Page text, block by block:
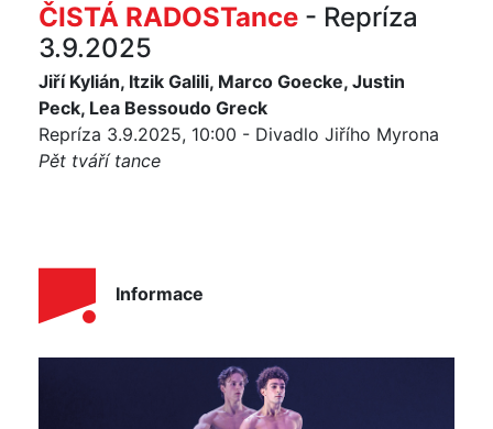
ČISTÁ RADOSTance - Repríza
3.9.2025
Jiří Kylián, Itzik Galili, Marco Goecke, Justin
Peck, Lea Bessoudo Greck
Repríza 3.9.2025, 10:00 - Divadlo Jiřího Myrona
Pět tváří tance
Informace